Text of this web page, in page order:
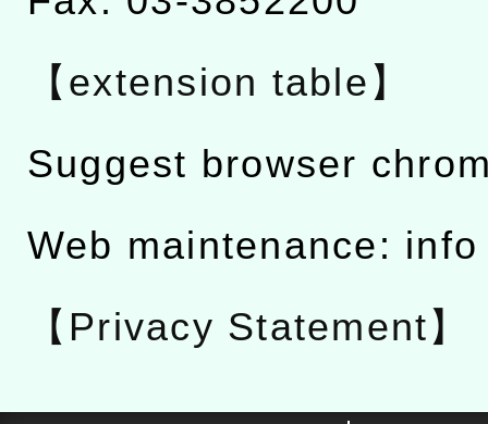
【extension table】
Suggest browser
Web maintenance:
【Privacy Statement】